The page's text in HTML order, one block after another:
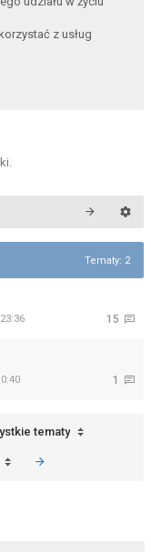
z usług
Tematy: 2
15
1
tematy